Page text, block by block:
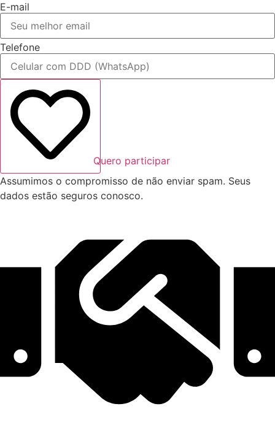
E-mail
Telefone
Quero participar
Assumimos o compromisso de não enviar spam. Seus
dados estão seguros conosco.